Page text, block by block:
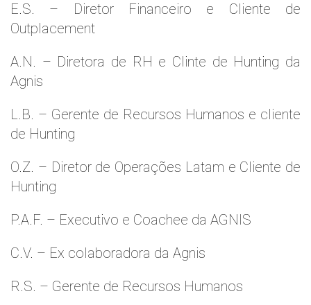
E.S. – Diretor Financeiro e Cliente de
Outplacement
A.N. – Diretora de RH e Clinte de Hunting da
Agnis
L.B. – Gerente de Recursos Humanos e cliente
de Hunting
O.Z. – Diretor de Operações Latam e Cliente de
Hunting
P.A.F. – Executivo e Coachee da AGNIS
C.V. – Ex colaboradora da Agnis
R.S. – Gerente de Recursos Humanos